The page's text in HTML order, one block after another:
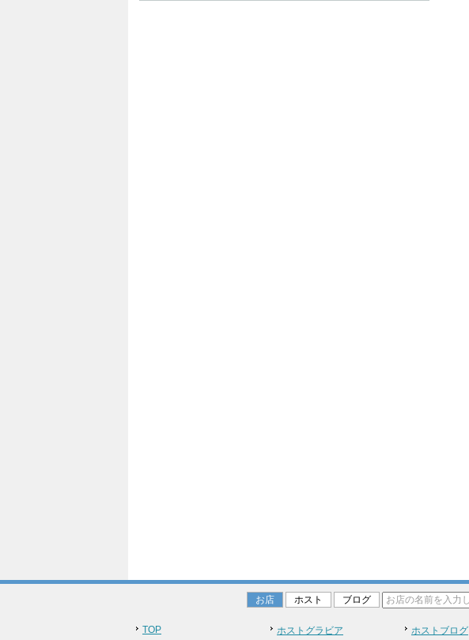
お店 ホスト ブログ
TOP ホストグラビア ホストブログ